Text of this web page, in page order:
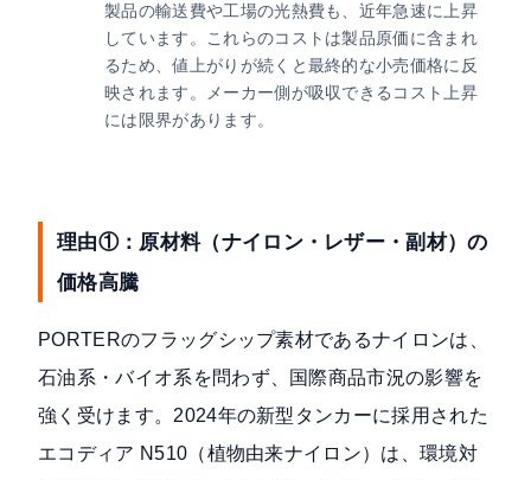
製品の輸送費や工場の光熱費も、近年急速に上昇
しています。これらのコストは製品原価に含まれ
るため、値上がりが続くと最終的な小売価格に反
映されます。メーカー側が吸収できるコスト上昇
には限界があります。
理由①：原材料（ナイロン・レザー・副材）の
価格高騰
PORTERのフラッグシップ素材であるナイロンは、
石油系・バイオ系を問わず、国際商品市況の影響を
強く受けます。2024年の新型タンカーに採用された
エコディア N510（植物由来ナイロン）は、環境対